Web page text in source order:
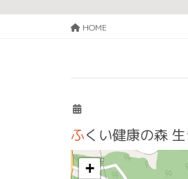
HOME
ふくい健康の森
+